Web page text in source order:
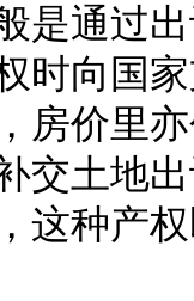
是通过
时向国
房价里
交土地
这种产